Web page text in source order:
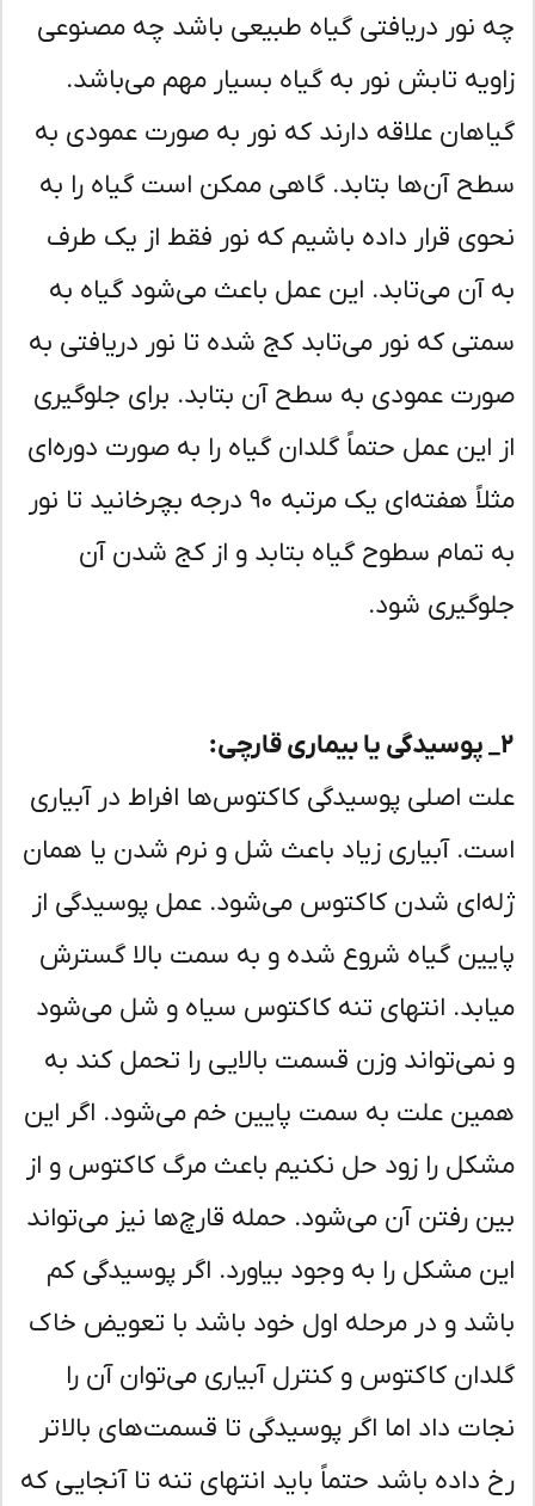
نور دریافتی گیاه طبیعی باشد چه مصنوعی
تابش نور به گیاه بسیار مهم می‌باشد.
علاقه دارند که نور به صورت عمودی به
آن‌ها بتابد. گاهی ممکن است گیاه را به
قرار داده باشیم که نور فقط از یک طرف
آن می‌تابد. این عمل باعث می‌شود گیاه به
که نور می‌تابد کج شده تا نور دریافتی به
عمودی به سطح آن بتابد. برای جلوگیری
این عمل حتماً گلدان گیاه را به صورت دوره‌ای
مثلاً هفته‌ای یک مرتبه ۹۰ درجه بچرخانید تا نور
تمام سطوح گیاه بتابد و از کج شدن آن
شود.
اصلی پوسیدگی کاکتوس‌ها افراط در آبیاری
آبیاری زیاد باعث شل و نرم شدن یا همان
شدن کاکتوس می‌شود. عمل پوسیدگی از
گیاه شروع شده و به سمت بالا گسترش
انتهای تنه کاکتوس سیاه و شل می‌شود
وزن قسمت بالایی را تحمل کند به
علت به سمت پایین خم می‌شود. اگر این
را زود حل نکنیم باعث مرگ کاکتوس و از
رفتن آن می‌شود. حمله قارچ‌ها نیز می‌تواند
مشکل را به وجود بیاورد. اگر پوسیدگی کم
و در مرحله اول خود باشد با تعویض خاک
کاکتوس و کنترل آبیاری می‌توان آن را
داد اما اگر پوسیدگی تا قسمت‌های بالاتر
داده باشد حتماً باید انتهای تنه تا آنجایی که